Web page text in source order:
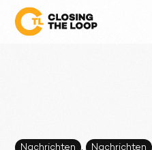
Nachrichten , Nachrichten